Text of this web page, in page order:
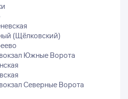
(Щёлковский)
Южные Ворота
Северные Ворота